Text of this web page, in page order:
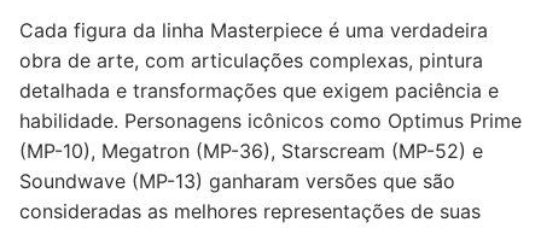
Cada figura da linha Masterpiece é uma verdadeira
obra de arte, com articulações complexas, pintura
detalhada e transformações que exigem paciência e
habilidade. Personagens icônicos como Optimus Prime
(MP-10), Megatron (MP-36), Starscream (MP-52) e
Soundwave (MP-13) ganharam versões que são
consideradas as melhores representações de suas